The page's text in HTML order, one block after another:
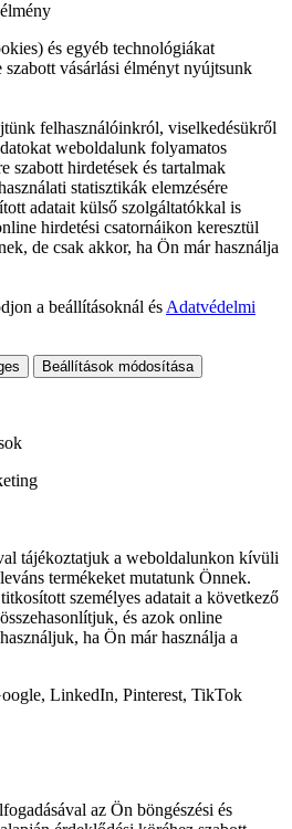
és egyéb technológiákat
vásárlási élményt nyújtsunk
felhasználóinkról, viselkedésükről
weboldalunk folyamatos
szabott hirdetések és tartalmak
statisztikák elemzésére
adatait külső szolgáltatókkal is
hirdetési csatornáikon keresztül
de csak akkor, ha Ön már használja
a beállításoknál ésAdatvédelmi
Beállítások módosítása
tájékoztatjuk a weboldalunkon kívüli
termékeket mutatunk Önnek.
személyes adatait a következő
és azok online
ha Ön már használja a
LinkedIn, Pinterest, TikTok
az Ön böngészési és